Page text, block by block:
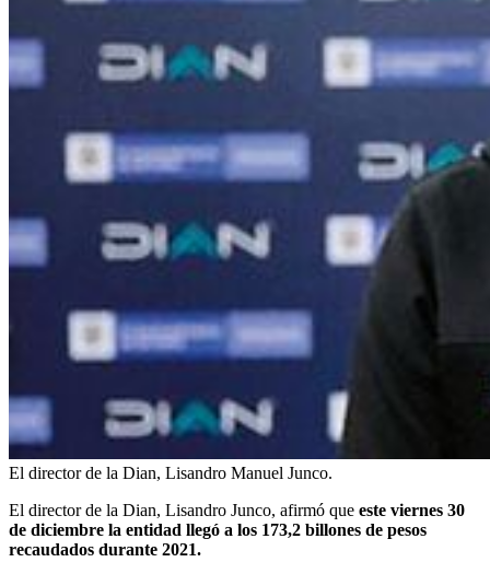
El director de la Dian, Lisandro Manuel Junco.
El director de la Dian, Lisandro Junco, afirmó que este viernes 30
de diciembre la entidad llegó a los 173,2 billones de pesos
recaudados durante 2021.